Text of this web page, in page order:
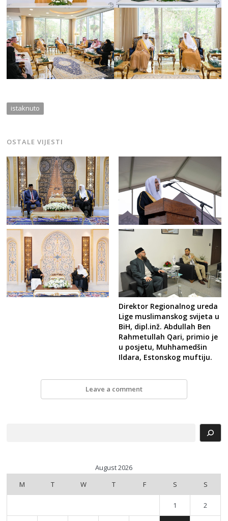
istaknuto
OSTALE VIJESTI
Direktor Regionalnog ureda
Lige muslimanskog svijeta u
BiH, dipl.inž. Abdullah Ben
Rahmetullah Qari, primio je
u posjetu, Muhhamedšin
Ildara, Estonskog muftiju.
Leave a comment
August 2026
M
T W T F S S
1 2